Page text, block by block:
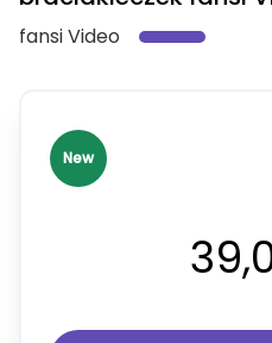
fansi Video
New